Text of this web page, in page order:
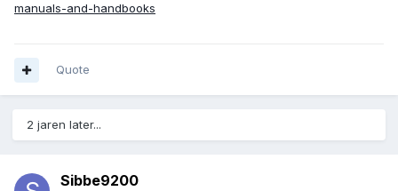
manuals-and-handbooks
Quote
2 jaren later...
Sibbe9200